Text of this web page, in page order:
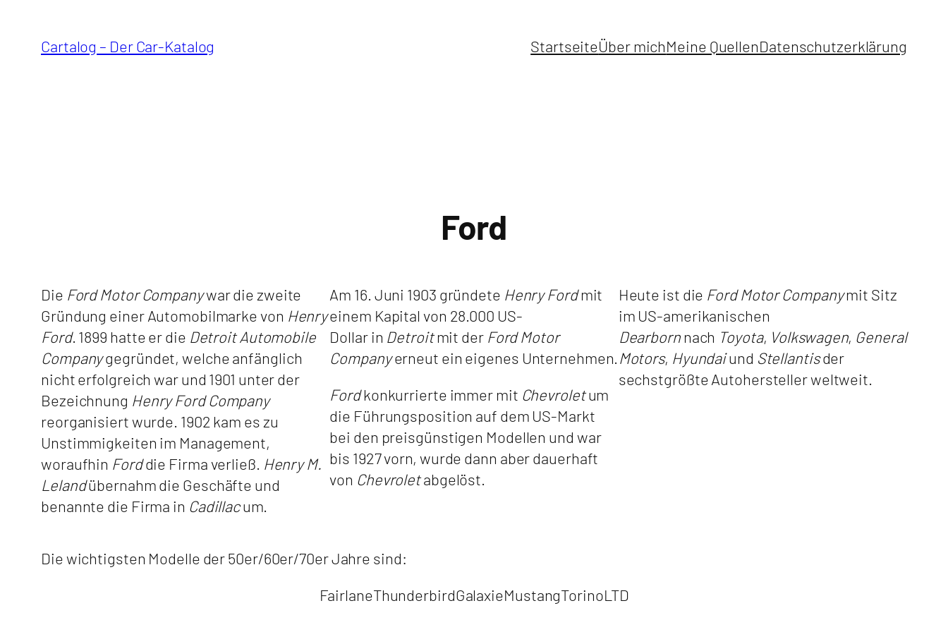
springen
Cartalog – Der Car-Katalog StartseiteÜber michMeine QuellenDatenschutzerklärung
Ford
Die Ford Motor Companywar die zweite
Gründung einer Automobilmarke von Henry
Ford. 1899 hatte er die Detroit Automobile
Companygegründet, welche anfänglich
nicht erfolgreich war und 1901 unter der
Bezeichnung Henry Ford Company
reorganisiert wurde. 1902 kam es zu
Unstimmigkeiten im Management,
woraufhin Forddie Firma verließ. Henry M.
Lelandübernahm die Geschäfte und
benannte die Firma in Cadillacum.
Am 16. Juni 1903 gründete Henry Fordmit
einem Kapital von 28.000 US-
Dollar in Detroitmit der Ford Motor
Companyerneut ein eigenes Unternehmen.
Fordkonkurrierte immer mit Chevroletum
die Führungsposition auf dem US-Markt
bei den preisgünstigen Modellen und war
bis 1927 vorn, wurde dann aber dauerhaft
von Chevroletabgelöst.
Heute ist die Ford Motor Companymit Sitz
im US-amerikanischen
Dearborn nach Toyota, Volkswagen, General
Motors, Hyundaiund Stellantisder
sechstgrößte Autohersteller weltweit.
Die wichtigsten Modelle der 50er/60er/70er Jahre sind:
FairlaneThunderbirdGalaxieMustangTorinoLTD